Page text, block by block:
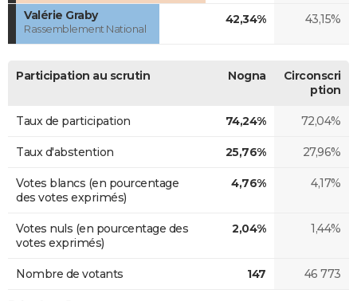
Valérie Graby
Rassemblement National
42,34% 43,15%
Participation au scrutin Nogna
Circonscri
ption
Taux de participation 74,24% 72,04%
Taux d'abstention 25,76% 27,96%
Votes blancs (en pourcentage
des votes exprimés)
4,76% 4,17%
Votes nuls (en pourcentage des
votes exprimés)
2,04% 1,44%
Nombre de votants 147 46 773